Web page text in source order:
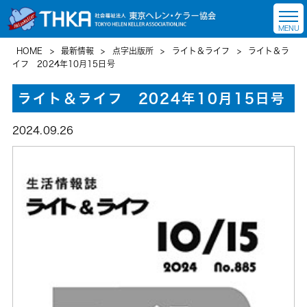
HOME > 最新情報 > 点字出版所 > ライト＆ライフ >
ライト＆ラ
イフ 2024年10月15日号
ライト＆ライフ 2024年10月15日号
2024.09.26